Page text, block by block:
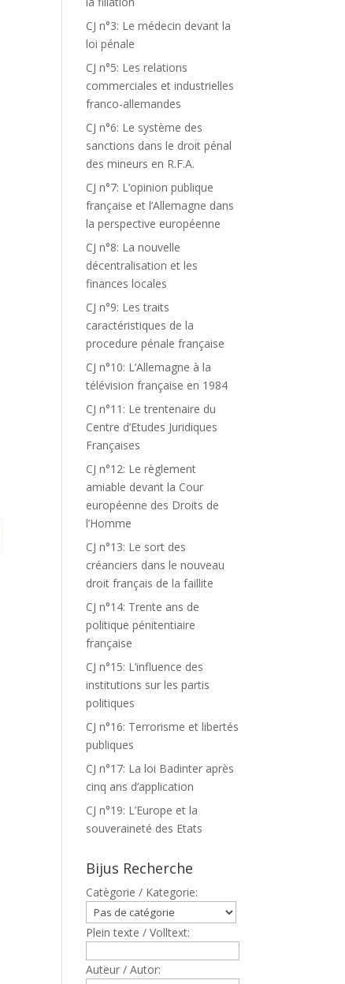
CJ n°3: Le médecin devant la
loi pénale
CJ n°5: Les relations
commerciales et industrielles
franco-allemandes
CJ n°6: Le système des
sanctions dans le droit pénal
des mineurs en R.F.A.
CJ n°7: L’opinion publique
française et l’Allemagne dans
la perspective européenne
CJ n°8: La nouvelle
décentralisation et les
finances locales
CJ n°9: Les traits
caractéristiques de la
procedure pénale française
CJ n°10: L’Allemagne à la
télévision française en 1984
CJ n°11: Le trentenaire du
Centre d’Etudes Juridiques
Françaises
CJ n°12: Le règlement
amiable devant la Cour
européenne des Droits de
l’Homme
CJ n°13: Le sort des
créanciers dans le nouveau
droit français de la faillite
CJ n°14: Trente ans de
politique pénitentiaire
française
CJ n°15: L’influence des
institutions sur les partis
politiques
CJ n°16: Terrorisme et libertés
publiques
CJ n°17: La loi Badinter après
cinq ans d’application
CJ n°19: L’Europe et la
souveraineté des Etats
Bijus Recherche
Catègorie / Kategorie:
Plein texte / Volltext:
Auteur / Autor: